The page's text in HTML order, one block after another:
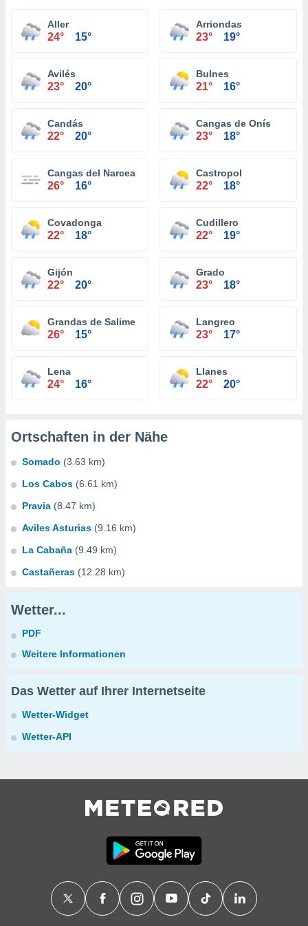
Aller
24° 15°
Arriondas
23° 19°
Avilés
23° 20°
Bulnes
21° 16°
Candás
22° 20°
Cangas de Onís
23° 18°
Cangas del Narcea
26° 16°
Castropol
22° 18°
Covadonga
22° 18°
Cudillero
22° 19°
Gijón
22° 20°
Grado
23° 18°
Grandas de Salime
26° 15°
Langreo
23° 17°
Lena
24° 16°
Llanes
22° 20°
Ortschaften in der Nähe
Somado (3.63 km)
Los Cabos (6.61 km)
Pravia (8.47 km)
Aviles Asturias (9.16 km)
La Cabaña (9.49 km)
Castañeras (12.28 km)
Wetter...
PDF
Weitere Informationen
Das Wetter auf Ihrer Internetseite
Wetter-Widget
Wetter-API